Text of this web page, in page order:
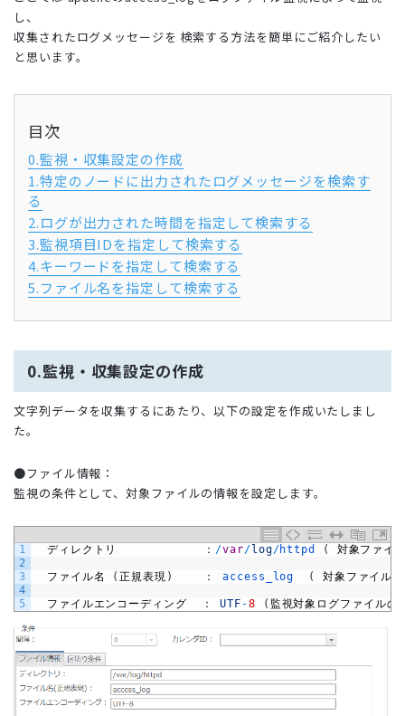
し、
収集されたログメッセージを 検索する方法を簡単にご紹介したい
と思います。
目次
0.監視・収集設定の作成
1.特定のノードに出力されたログメッセージを検索す
る
2.ログが出力された時間を指定して検索する
3.監視項目IDを指定して検索する
4.キーワードを指定して検索する
5.ファイル名を指定して検索する
0.監視・収集設定の作成
文字列データを収集するにあたり、以下の設定を作成いたしまし
た。
●ファイル情報：
監視の条件として、対象ファイルの情報を設定します。
1
2
3
4
5
ディレクトリ ： /var/ log/httpd ( 対象ファイ
ファイル名 (正規表現 ) ： access_log ( 対象ファイル
ファイルエンコーディング ： UTF -8 ( 監視対象ログファイルの